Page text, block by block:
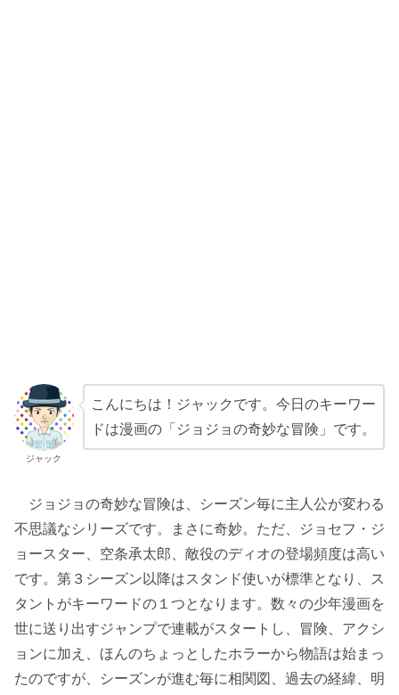
ジャック
こんにちは！ジャックです。今日のキーワー
ドは漫画の「ジョジョの奇妙な冒険」です。
ジョジョの奇妙な冒険は、シーズン毎に主人公が変わる
不思議なシリーズです。まさに奇妙。ただ、ジョセフ・ジ
ョースター、空条承太郎、敵役のディオの登場頻度は高い
です。第３シーズン以降はスタンド使いが標準となり、ス
タントがキーワードの１つとなります。数々の少年漫画を
世に送り出すジャンプで連載がスタートし、冒険、アクシ
ョンに加え、ほんのちょっとしたホラーから物語は始まっ
たのですが、シーズンが進む毎に相関図、過去の経緯、明